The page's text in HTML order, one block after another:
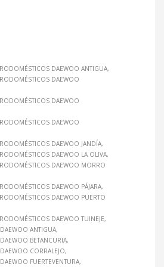
DAEWOO ANTIGUA
DAEWOO
DAEWOO
DAEWOO
DAEWOO JANDÍA
DAEWOO LA OLIVA
DAEWOO MORRO
DAEWOO PÁJARA
DAEWOO PUERTO
DAEWOO TUINEJE
ANTIGUA
BETANCURIA
CORRALEJO
FUERTEVENTURA